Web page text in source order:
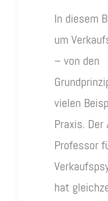
In diesem
um
– von den
vielen
Praxis.
Professor
hat